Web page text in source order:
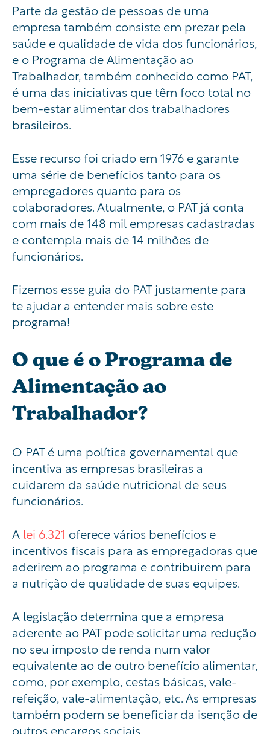
Parte da gestão de pessoas de uma
empresa também consiste em prezar pela
saúde e qualidade de vida dos funcionários,
e o Programa de Alimentação ao
Trabalhador, também conhecido como PAT,
é uma das iniciativas que têm foco total no
bem-estar alimentar dos trabalhadores
brasileiros.
Esse recurso foi criado em 1976 e garante
uma série de benefícios tanto para os
empregadores quanto para os
colaboradores. Atualmente, o PAT já conta
com mais de 148 mil empresas cadastradas
e contempla mais de 14 milhões de
funcionários.
Fizemos esse guia do PAT justamente para
te ajudar a entender mais sobre este
programa!
O que é o Programa de
Alimentação ao
Trabalhador?
O PAT é uma política governamental que
incentiva as empresas brasileiras a
cuidarem da saúde nutricional de seus
funcionários.
A lei 6.321 oferece vários benefícios e
incentivos fiscais para as empregadoras que
aderirem ao programa e contribuirem para
a nutrição de qualidade de suas equipes.
A legislação determina que a empresa
aderente ao PAT pode solicitar uma redução
no seu imposto de renda num valor
equivalente ao de outro benefício alimentar,
como, por exemplo, cestas básicas, vale-
refeição, vale-alimentação, etc. As empresas
também podem se beneficiar da isenção de
outros encargos sociais.